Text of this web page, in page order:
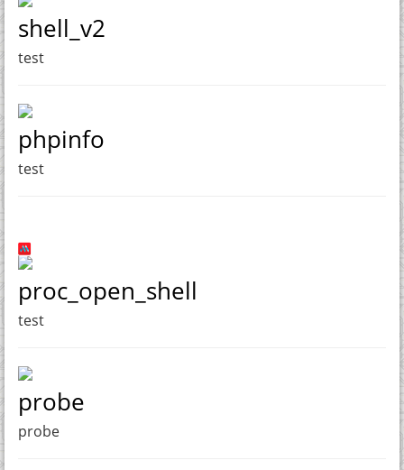
shell_v2
test
phpinfo
test
proc_open_shell
test
probe
probe